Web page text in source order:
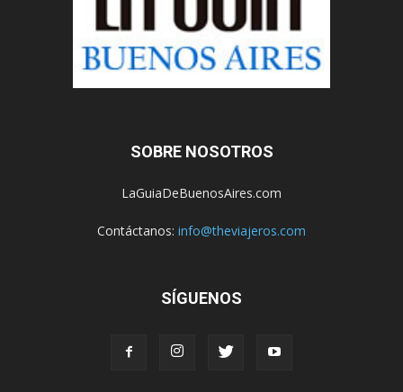
SOBRE NOSOTROS
LaGuiaDeBuenosAires.com
Contáctanos: info@theviajeros.com
SÍGUENOS